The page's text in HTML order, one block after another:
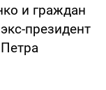
и граждан
президент